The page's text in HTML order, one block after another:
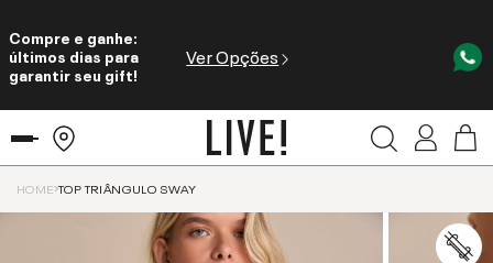
Compre e ganhe:
últimos dias para
garantir seu gift!
Ver Opções
HOME TOP TRIÂNGULO SWAY